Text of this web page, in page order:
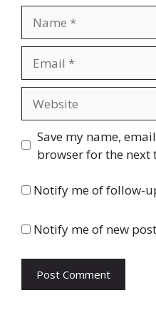
Save my name,
browser for the next
Notify me of follow-
Notify me of new